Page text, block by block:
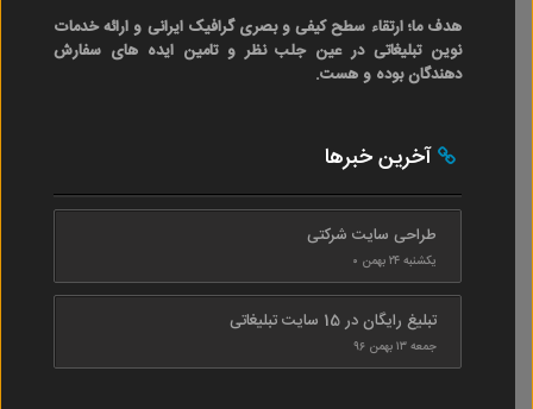
هدف ما؛ ارتقاء سطح کیفی و بصری گرافیک ایرانی و ارائه خدمات
نوین تبلیغاتی در عین جلب نظر و تامین ایده های سفارش
دهندگان بوده و هست.
آخرین خبرها
طراحی سایت شرکتی
یکشنبه ۲۴ بهمن ۰
تبلیغ رایگان در 15 سایت تبلیغاتی
جمعه ۱۳ بهمن ۹۶